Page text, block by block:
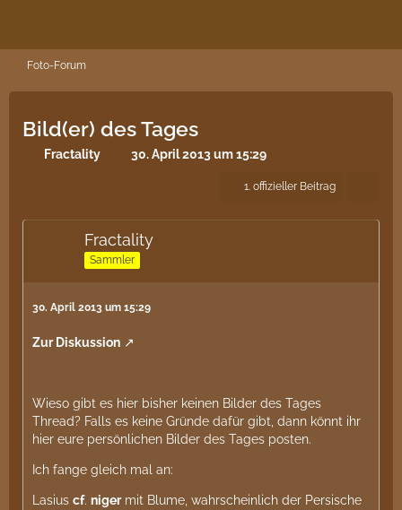
Foto-Forum
Bild(er) des Tages
Fractality 30. April 2013 um 15:29
1. offizieller Beitrag
Fractality
Sammler
30. April 2013 um 15:29
Zur Diskussion
Wieso gibt es hier bisher keinen Bilder des Tages
Thread? Falls es keine Gründe dafür gibt, dann könnt ihr
hier eure persönlichen Bilder des Tages posten.
Ich fange gleich mal an:
Lasius cf. nigermit Blume, wahrscheinlich der Persische